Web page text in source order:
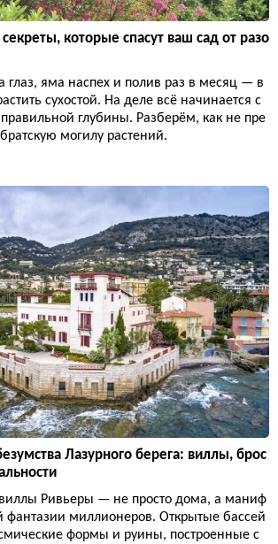
которые спасут ваш сад от разо
глаз, яма наспех и полив раз в месяц — в
сухостой. На деле всё начинается с
глубины. Разберём, как не пре
могилу растений.
Лазурного берега: виллы, брос
виллы Ривьеры — не просто дома, а маниф
фантазии миллионеров. Открытые бассей
формы и руины, построенные с